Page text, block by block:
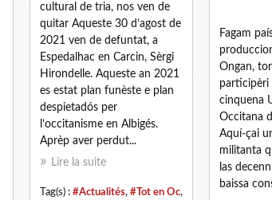
cultural de tria, nos ven de
quitar Aqueste 30 d’agost de
2021 ven de defuntat, a
Espedalhac en Carcin, Sèrgi
Hirondelle. Aqueste an 2021
es estat plan funèste e plan
despietadós per
l’occitanisme en Albigés.
Aprèp aver perdut...
Lire la suite
Tag(s) : #Actualités, #Tot en Oc,
Fagam
Ongan,
participèri
cinquena
Occitana
Aquí-çai
militanta
las
baissa